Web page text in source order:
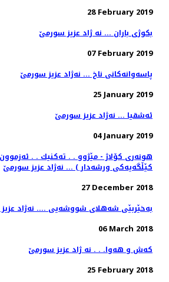
28 February 2019
بكوژی باران ... نه ژاد عزیز سورمێ
07 February 2019
25 January 2019
ئه‌شقیا ... نه‌ژاد عزیز سورمێ
04 January 2019
هونەری كۆلاژ - مێژوو . . تەكنیك . .
27 December 2018
به‌خێربێی شه‌هلای شووشه‌یی .... نه‌ژاد
06 March 2018
كه‌ش و هه‌وا. . . نه ژاد عزیز سورمێ
25 February 2018